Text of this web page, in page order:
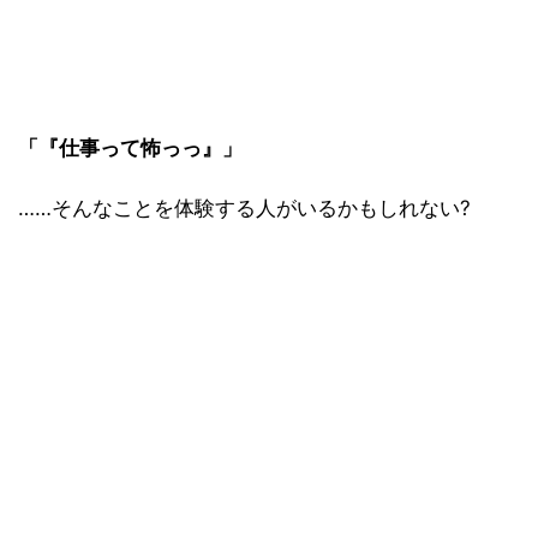
「『仕事って怖っっ』」
……そんなことを体験する人がいるかもしれない?